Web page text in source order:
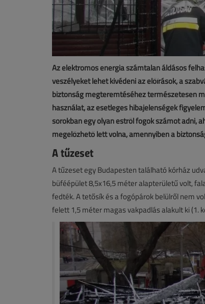
Az elektromos energia számtalan áldásos
veszélyeket lehet kivédeni az előírások, a
biztonság megteremtéséhez természetesen
használat, az esetleges hibajelenségek
sorokban egy olyan estről fogok számot adni,
megelőzhető lett volna, amennyiben a
A tűzeset
A tűzeset egy Budapesten található kórház
büféépület 8,5x16,5 méter alapterületű volt,
fedték. A tetősík és a fogópárok belülről nem
felett 1,5 méter magas vakpadlás alakult ki (1.